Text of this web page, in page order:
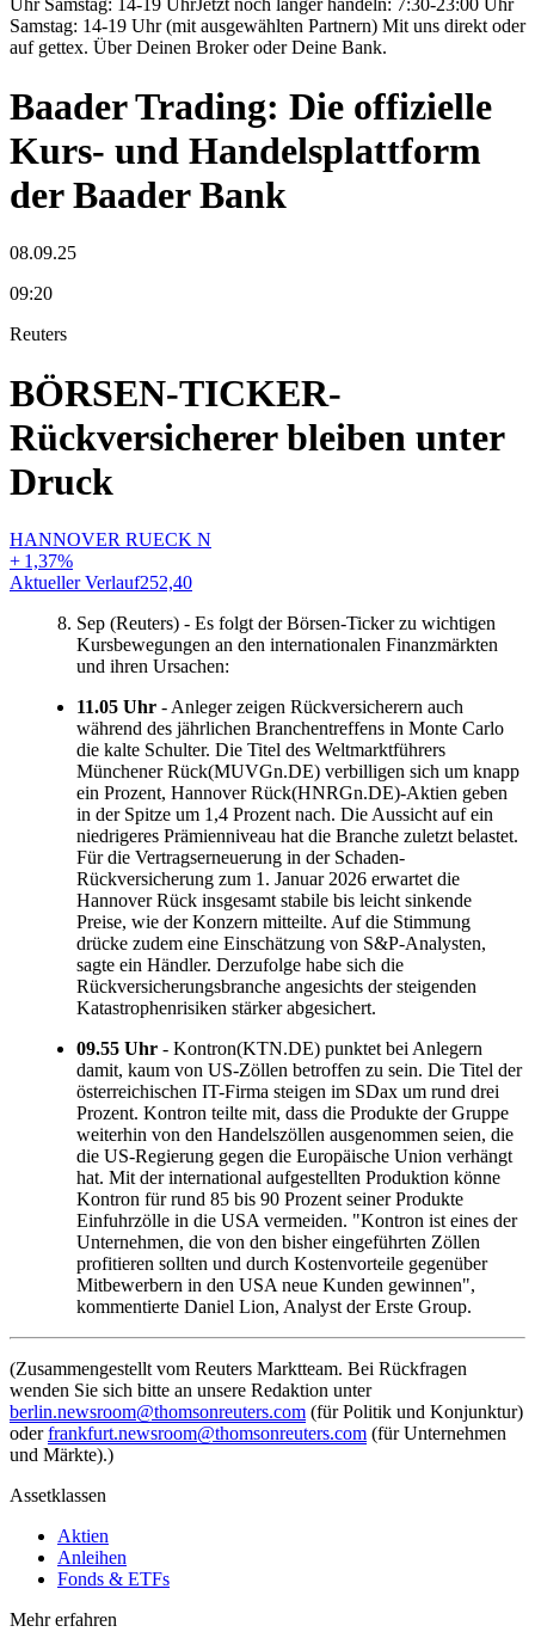
Uhr Samstag: 14-19 UhrJetzt noch länger handeln: 7:30-23:00 Uhr
Samstag: 14-19 Uhr (mit ausgewählten Partnern) Mit uns direkt oder
auf gettex. Über Deinen Broker oder Deine Bank.
Baader Trading: Die offizielle
Kurs- und Handelsplattform
der Baader Bank
08.09.25
09:20
Reuters
BÖRSEN-TICKER-
Rückversicherer bleiben unter
Druck
HANNOVER RUECK N
+ 1,37%
Aktueller Verlauf252,40
Sep (Reuters) - Es folgt der Börsen-Ticker zu wichtigen
Kursbewegungen an den internationalen Finanzmärkten
und ihren Ursachen:
11.05 Uhr - Anleger zeigen Rückversicherern auch
während des jährlichen Branchentreffens in Monte Carlo
die kalte Schulter. Die Titel des Weltmarktführers
Münchener Rück(MUVGn.DE) verbilligen sich um knapp
ein Prozent, Hannover Rück(HNRGn.DE)-Aktien geben
in der Spitze um 1,4 Prozent nach. Die Aussicht auf ein
niedrigeres Prämienniveau hat die Branche zuletzt belastet.
Für die Vertragserneuerung in der Schaden-
Rückversicherung zum 1. Januar 2026 erwartet die
Hannover Rück insgesamt stabile bis leicht sinkende
Preise, wie der Konzern mitteilte. Auf die Stimmung
drücke zudem eine Einschätzung von S&P-Analysten,
sagte ein Händler. Derzufolge habe sich die
Rückversicherungsbranche angesichts der steigenden
Katastrophenrisiken stärker abgesichert.
09.55 Uhr - Kontron(KTN.DE) punktet bei Anlegern
damit, kaum von US-Zöllen betroffen zu sein. Die Titel der
österreichischen IT-Firma steigen im SDax um rund drei
Prozent. Kontron teilte mit, dass die Produkte der Gruppe
weiterhin von den Handelszöllen ausgenommen seien, die
die US-Regierung gegen die Europäische Union verhängt
hat. Mit der international aufgestellten Produktion könne
Kontron für rund 85 bis 90 Prozent seiner Produkte
Einfuhrzölle in die USA vermeiden. "Kontron ist eines der
Unternehmen, die von den bisher eingeführten Zöllen
profitieren sollten und durch Kostenvorteile gegenüber
Mitbewerbern in den USA neue Kunden gewinnen",
kommentierte Daniel Lion, Analyst der Erste Group.
(Zusammengestellt vom Reuters Marktteam. Bei Rückfragen
wenden Sie sich bitte an unsere Redaktion unter
berlin.newsroom@thomsonreuters.com (für Politik und Konjunktur)
oderfrankfurt.newsroom@thomsonreuters.com (für Unternehmen
und Märkte).)
Assetklassen
Aktien
Anleihen
Fonds & ETFs
Mehr erfahren